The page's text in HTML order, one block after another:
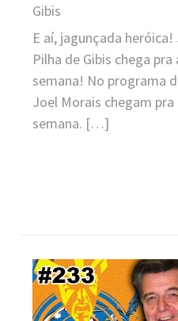
Gibis
E aí, jagunçada
Pilha de Gibis chega
semana! No programa
Joel Morais chegam
semana. […]